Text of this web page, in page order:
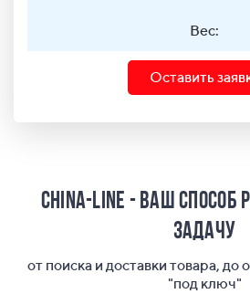
Вес:
Оставить
China-Line - ваш
задачу
от поиска и доставки товара, до
"под ключ"